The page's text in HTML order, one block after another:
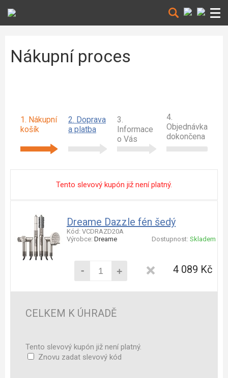
Nákupní proces
1. Nákupní
košík
2. Doprava
a platba
3.
Informace
o Vás
4.
Objednávka
dokončena
Tento slevový kupón již není platný.
Dreame Dazzle fén šedý
Kód: VCDRAZD20A
Výrobce: Dreame Dostupnost: Skladem
- + 4 089 Kč
CELKEM K ÚHRADĚ
Tento slevový kupón již není platný.
Znovu zadat slevový kód